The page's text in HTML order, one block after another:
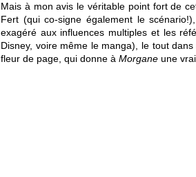
Mais à mon avis le véritable point fort de
Fert (qui co-signe également le
exagéré aux influences multiples et les
Disney, voire même le manga), le tout
fleur de page, qui donne à Morgane une